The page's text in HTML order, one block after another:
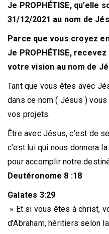
Je PROPHÉTISE, qu’elle
31/12/2021 au nom de
Parce que vous croyez
Je PROPHÉTISE,
votre vision au nom de
Tant que vous êtes avec
dans ce nom ( Jésus )
vos projets.
Être avec Jésus, c’est de
c’est lui qui nous donnera
pour accomplir notre
Deutéronome 8 :18
Galates 3:29
» Et si vous êtes à christ,
d’Abraham, héritiers selon